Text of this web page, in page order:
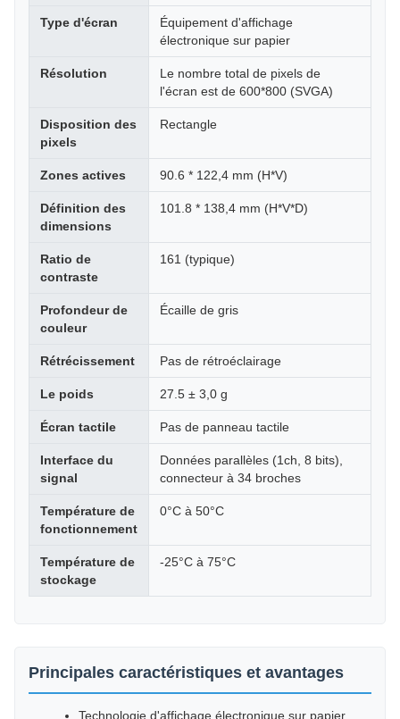
Type d'écran
Équipement d'affichage
électronique sur papier
Résolution
Le nombre total de pixels de
l'écran est de 600*800 (SVGA)
Disposition des
pixels
Rectangle
Zones actives 90.6 * 122,4 mm (H*V)
Définition des
dimensions
101.8 * 138,4 mm (H*V*D)
Ratio de
contraste
161 (typique)
Profondeur de
couleur
Écaille de gris
Rétrécissement Pas de rétroéclairage
Le poids 27.5 ± 3,0 g
Écran tactile Pas de panneau tactile
Interface du
signal
Données parallèles (1ch, 8 bits),
connecteur à 34 broches
Température de
fonctionnement
0°C à 50°C
Température de
stockage
-25°C à 75°C
Principales caractéristiques et avantages
Technologie d'affichage électronique sur papier